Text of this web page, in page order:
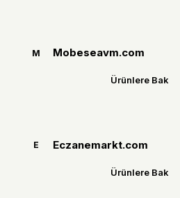
M Mobeseavm.com
Ürünlere Bak
E Eczanemarkt.com
Ürünlere Bak